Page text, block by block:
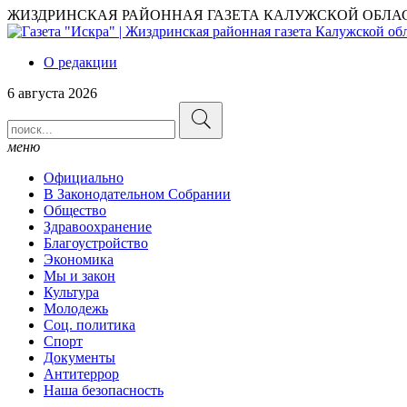
ЖИЗДРИНСКАЯ РАЙОННАЯ ГАЗЕТА КАЛУЖСКОЙ
О редакции
6 августа 2026
меню
Официально
В Законодательном Собрании
Общество
Здравоохранение
Благоустройство
Экономика
Мы и закон
Культура
Молодежь
Соц. политика
Спорт
Документы
Антитеррор
Наша безопасность